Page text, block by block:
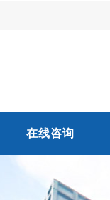
在线咨询